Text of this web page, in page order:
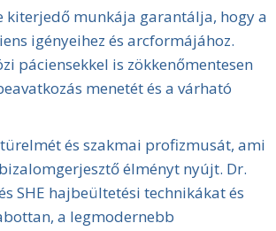
kiterjedő munkája garantálja, hogy a
igényeihez és arcformájához.
páciensekkel is zökkenőmentesen
menetét és a várható
és szakmai profizmusát, ami
élményt nyújt. Dr.
SHE hajbeültetési technikákat és
a legmodernebb